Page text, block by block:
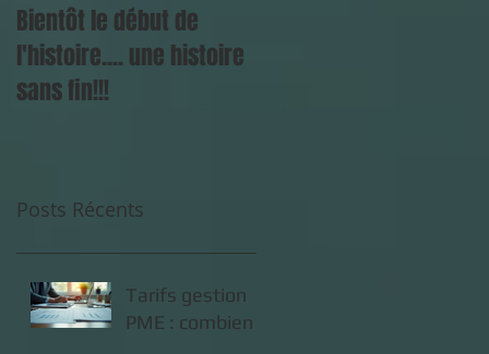
Bientôt le début de
l'histoire.... une histoire
sans fin!!!
Posts Récents
Tarifs gestion
PME : combien